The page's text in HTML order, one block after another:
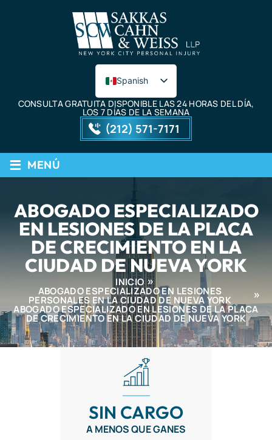
Spanish
English
CONSULTA GRATUITA DISPONIBLE LAS 24 HORAS DEL DÍA,
LOS 7 DÍAS DE LA SEMANA
(212) 571-7171
≡ MENÚ
ABOGADO ESPECIALIZADO
EN LESIONES DE LA PLACA
DE CRECIMIENTO EN LA
CIUDAD DE NUEVA YORK
INICIO
ABOGADO ESPECIALIZADO EN LESIONES
PERSONALES EN LA CIUDAD DE NUEVA YORK
ABOGADO ESPECIALIZADO EN LESIONES DE LA PLACA
DE CRECIMIENTO EN LA CIUDAD DE NUEVA YORK
SIN CARGO
A MENOS QUE GANES